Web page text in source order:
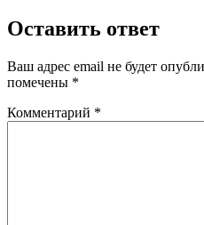
Оставить ответ
Ваш адрес email не будет
помечены *
Комментарий *